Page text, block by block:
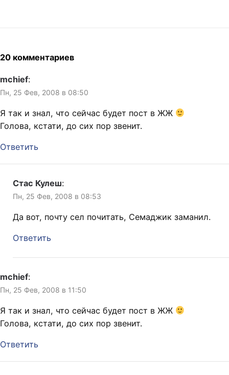
почти почле каждой его
фразы мы обречённо
хлопали. Мы смотрели на
группу "Все эти самые".
Грустное зрелище.
манерными стихами на
языке,…
20 комментариев
mchief:
Пн, 25 Фев, 2008 в 08:50
Я так и знал, что сейчас будет пост в ЖЖ
Голова, кстати, до сих пор звенит.
Ответить
Стас Кулеш:
Пн, 25 Фев, 2008 в 08:53
Да вот, почту сел почитать, Семаджик заманил.
Ответить
mchief:
Пн, 25 Фев, 2008 в 11:50
Я так и знал, что сейчас будет пост в ЖЖ
Голова, кстати, до сих пор звенит.
Ответить